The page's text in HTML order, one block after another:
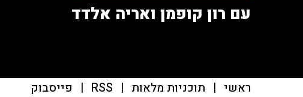
עם רון קופמן ואריה אלדד
ראשי | תוכניות מלאות |
RSS
| פייסבוק